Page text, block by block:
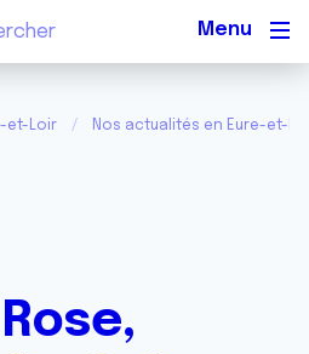
et-Loir Nos actualités en Eure-et-